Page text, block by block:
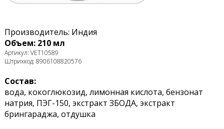
Производитель: Индия
Объем: 210 мл
Артикул: VET10589
Штрихкод: 8906108820576
Состав:
вода, кокоглюкозид, лимонная кислота, бензонат
натрия, ПЭГ-150, экстракт ЗБОДА, экстракт
брингараджа, отдушка